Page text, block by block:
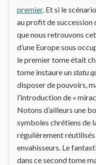
premier. Et si le
au profit de succession
que nous retrouvons
d’une Europe sous
le premier tome était
tome instaure un statu
disposer de pouvoirs,
l’introduction de «
Notons d’ailleurs une
symboles chrétiens de
régulièrement
envahisseurs. Le
dans ce second tome